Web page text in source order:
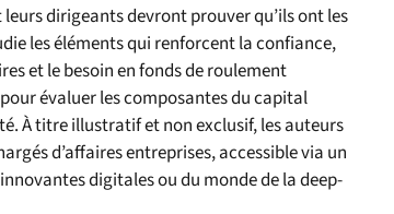
dirigeants devront prouver qu’ils ont les
les éléments qui renforcent la confiance,
et le besoin en fonds de roulement
évaluer les composantes du capital
À titre illustratif et non exclusif, les auteurs
d’affaires entreprises, accessible via un
digitales ou du monde de la deep-